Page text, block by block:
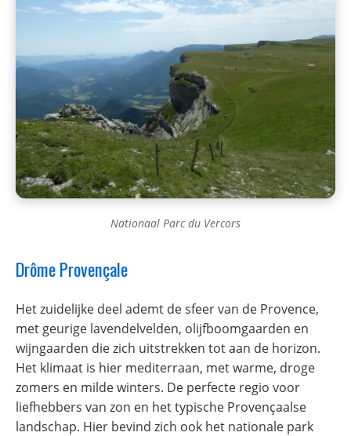
Nationaal Parc du Vercors
Drôme Provençale
Het zuidelijke deel ademt de sfeer van de Provence,
met geurige lavendelvelden, olijfboomgaarden en
wijngaarden die zich uitstrekken tot aan de horizon.
Het klimaat is hier mediterraan, met warme, droge
zomers en milde winters. De perfecte regio voor
liefhebbers van zon en het typische Provençaalse
landschap. Hier bevind zich ook het nationale park